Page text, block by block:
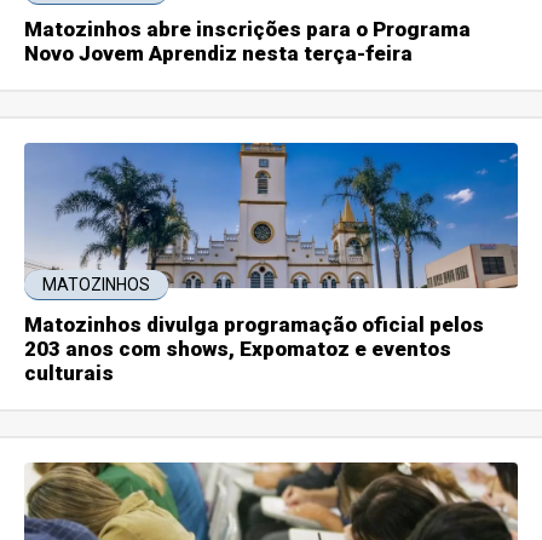
Matozinhos abre inscrições para o Programa
Novo Jovem Aprendiz nesta terça-feira
MATOZINHOS
Matozinhos divulga programação oficial pelos
203 anos com shows, Expomatoz e eventos
culturais